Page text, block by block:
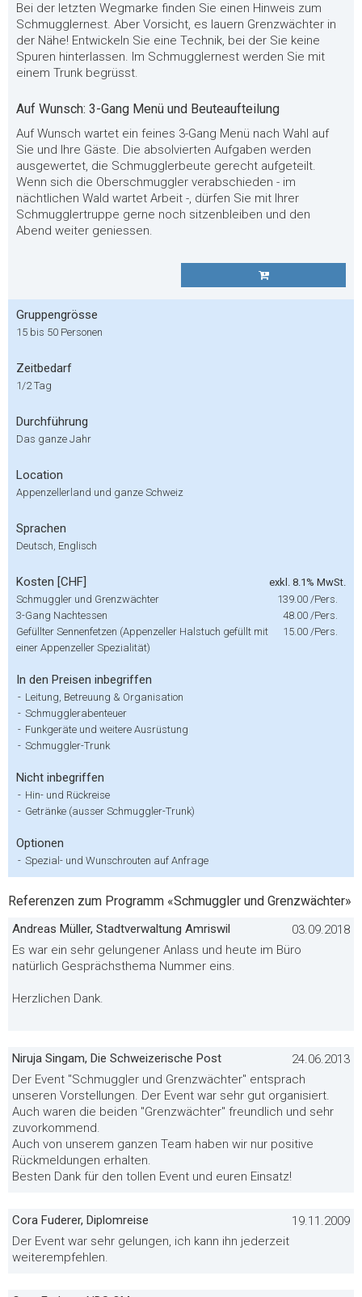
Bei der letzten Wegmarke finden Sie einen Hinweis zum
Schmugglernest. Aber Vorsicht, es lauern Grenzwächter in
der Nähe! Entwickeln Sie eine Technik, bei der Sie keine
Spuren hinterlassen. Im Schmugglernest werden Sie mit
einem Trunk begrüsst.
Auf Wunsch: 3-Gang Menü und Beuteaufteilung
Auf Wunsch wartet ein feines 3-Gang Menü nach Wahl auf
Sie und Ihre Gäste. Die absolvierten Aufgaben werden
ausgewertet, die Schmugglerbeute gerecht aufgeteilt.
Wenn sich die Oberschmuggler verabschieden - im
nächtlichen Wald wartet Arbeit -, dürfen Sie mit Ihrer
Schmugglertruppe gerne noch sitzenbleiben und den
Abend weiter geniessen.
Gruppengrösse
15 bis 50 Personen
Zeitbedarf
1/2 Tag
Durchführung
Das ganze Jahr
Location
Appenzellerland und ganze Schweiz
Sprachen
Deutsch, Englisch
Kosten [CHF]
exkl. 8.1% MwSt.
Schmuggler und Grenzwächter
139.00 /Pers.
3-Gang Nachtessen
48.00 /Pers.
Gefüllter Sennenfetzen (Appenzeller Halstuch gefüllt mit
einer Appenzeller Spezialität)
15.00 /Pers.
In den Preisen inbegriffen
- Leitung, Betreuung & Organisation
- Schmugglerabenteuer
- Funkgeräte und weitere Ausrüstung
- Schmuggler-Trunk
Nicht inbegriffen
- Hin- und Rückreise
- Getränke (ausser Schmuggler-Trunk)
Optionen
- Spezial- und Wunschrouten auf Anfrage
Referenzen zum Programm «Schmuggler und Grenzwächter»
Andreas Müller, Stadtverwaltung Amriswil
03.09.2018
Es war ein sehr gelungener Anlass und heute im Büro
natürlich Gesprächsthema Nummer eins.
Herzlichen Dank.
Niruja Singam, Die Schweizerische Post
24.06.2013
Der Event "Schmuggler und Grenzwächter" entsprach
unseren Vorstellungen. Der Event war sehr gut organisiert.
Auch waren die beiden "Grenzwächter" freundlich und sehr
zuvorkommend.
Auch von unserem ganzen Team haben wir nur positive
Rückmeldungen erhalten.
Besten Dank für den tollen Event und euren Einsatz!
Cora Fuderer, Diplomreise
19.11.2009
Der Event war sehr gelungen, ich kann ihn jederzeit
weiterempfehlen.